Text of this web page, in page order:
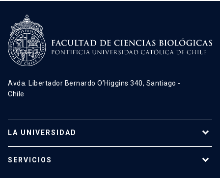
Avda. Libertador Bernardo O’Higgins 340, Santiago -
Chile
LA UNIVERSIDAD
Investigación
SERVICIOS